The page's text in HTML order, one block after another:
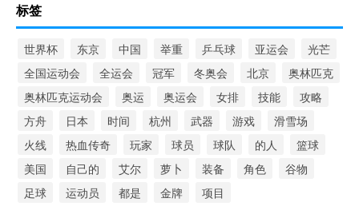
标签
世界杯 东京 中国 举重 乒乓球 亚运会
光芒
全国运动会
全运会 冠军 冬奥会 北京
奥林匹克
奥林匹克运动会
奥运 奥运会 女排 技能
攻略
方舟
日本 时间 杭州 武器 游戏
滑雪场
火线
热血传奇 玩家 球员 球队 的人
篮球
美国
自己的 艾尔 萝卜 装备 角色
谷物
足球
运动员 都是 金牌 项目